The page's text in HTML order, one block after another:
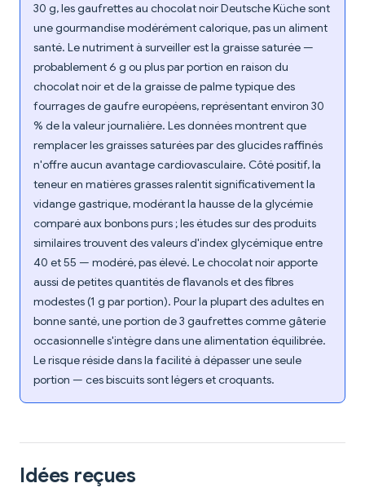
30 g, les gaufrettes au chocolat noir Deutsche Küche sont
une gourmandise modérément calorique, pas un aliment
santé. Le nutriment à surveiller est la graisse saturée —
probablement 6 g ou plus par portion en raison du
chocolat noir et de la graisse de palme typique des
fourrages de gaufre européens, représentant environ 30
% de la valeur journalière. Les données montrent que
remplacer les graisses saturées par des glucides raffinés
n'offre aucun avantage cardiovasculaire. Côté positif, la
teneur en matières grasses ralentit significativement la
vidange gastrique, modérant la hausse de la glycémie
comparé aux bonbons purs ; les études sur des produits
similaires trouvent des valeurs d'index glycémique entre
40 et 55 — modéré, pas élevé. Le chocolat noir apporte
aussi de petites quantités de flavanols et des fibres
modestes (1 g par portion). Pour la plupart des adultes en
bonne santé, une portion de 3 gaufrettes comme gâterie
occasionnelle s'intègre dans une alimentation équilibrée.
Le risque réside dans la facilité à dépasser une seule
portion — ces biscuits sont légers et croquants.
Idées reçues